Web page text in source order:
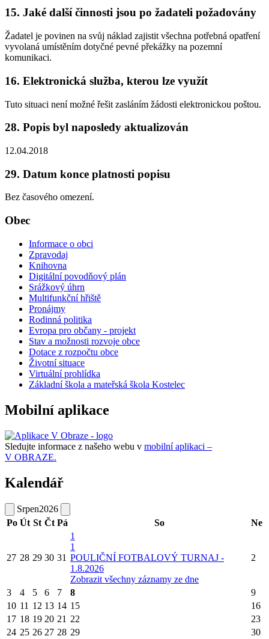
15. Jaké další činnosti jsou po žadateli požadovány
Žadatel je povinen na svůj náklad zajistit všechna potřebná opatření
vyvolaná umístěním dotyčné pevné překážky na pozemní
komunikaci.
16. Elektronická služba, kterou lze využít
Tuto situaci není možné řešit zasláním žádosti elektronickou poštou.
28. Popis byl naposledy aktualizován
12.04.2018
29. Datum konce platnosti popisu
Bez časového omezení.
Obec
Informace o obci
Zpravodaj
Knihovna
Digitální povodňový plán
Srážkový úhrn
Multifunkční hřiště
Pronájmy
Rodinná politika
Evropa pro občany - projekt
Stav a možnosti rozvoje obce
Dotace z rozpočtu obce
Životní situace
Virtuální prohlídka
Základní škola a mateřská škola Kostelec
Mobilní aplikace
Sledujte informace z našeho webu v mobilní aplikaci –
V OBRAZE.
Kalendář
Srpen2026
Po Út St Čt Pá So Ne
27 28 29 30 31
1
1
POULIČNÍ FOTBALOVÝ TURNAJ -
1.8.2026
Zobrazit všechny záznamy ze dne
2
3 4 5 6 7 8
9
10 11 12 13 14 15
16
17 18 19 20 21 22
23
24 25 26 27 28 29
30